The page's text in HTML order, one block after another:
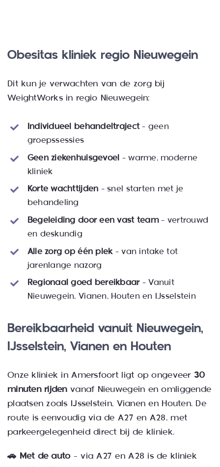
Obesitas kliniek regio Nieuwegein
Dit kun je verwachten van de zorg bij
WeightWorks in regio Nieuwegein:
Individueel behandeltraject– geen
groepssessies
Geen ziekenhuisgevoel – warme, moderne
kliniek
Korte wachttijden – snel starten met je
behandeling
Begeleiding door een vast team– vertrouwd
en deskundig
Alle zorg op één plek– van intake tot
jarenlange nazorg
Regionaal goed bereikbaar– Vanuit
Nieuwegein, Vianen, Houten en IJsselstein
Bereikbaarheid vanuit Nieuwegein,
IJsselstein, Vianen en Houten
Onze kliniek in Amersfoort ligt op ongeveer 30
minuten rijdenvanaf Nieuwegein en omliggende
plaatsen zoals IJsselstein, Vianen en Houten. De
route is eenvoudig via de A27 en A28, met
parkeergelegenheid direct bij de kliniek.
🚗 Met de auto– via A27 en A28 is de kliniek